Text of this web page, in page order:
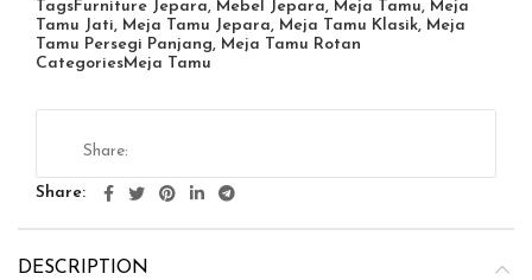
TagsFurniture Jepara, Mebel Jepara, Meja Tamu, Meja
Tamu Jati, Meja Tamu Jepara, Meja Tamu Klasik, Meja
Tamu Persegi Panjang, Meja Tamu Rotan
CategoriesMeja Tamu
Share
DESCRIPTION